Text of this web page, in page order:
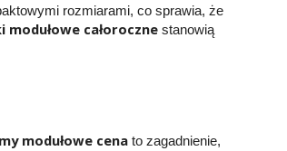
rozmiarami, co sprawia, że
modułowe całorocznestanowią
modułowe cenato zagadnienie,